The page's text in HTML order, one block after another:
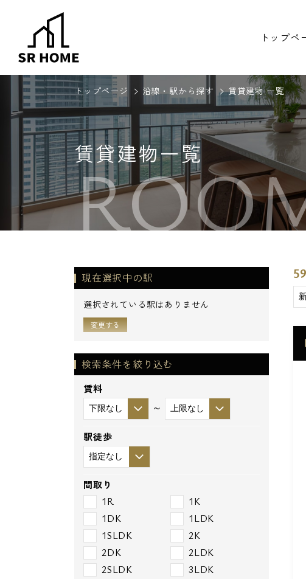
トップペ
トップページ 沿線・駅から探す 賃貸建物 一覧
賃貸建物一覧
現在選択中の駅
選択されている駅はありません
変更する
検索条件を絞り込む
賃料
～
駅徒歩
間取り
1R
1K
1DK
1LDK
1SLDK
2K
2DK
2LDK
2SLDK
3LDK